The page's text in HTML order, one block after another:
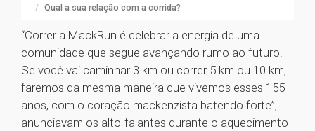
Qual a sua relação com a corrida?
“Correr a MackRun é celebrar a energia de uma
comunidade que segue avançando rumo ao futuro.
Se você vai caminhar 3 km ou correr 5 km ou 10 km,
faremos da mesma maneira que vivemos esses 155
anos, com o coração mackenzista batendo forte”,
anunciavam os alto-falantes durante o aquecimento